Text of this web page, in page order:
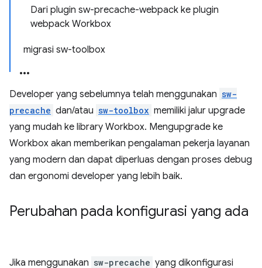
Dari plugin sw-precache-webpack ke plugin
webpack Workbox
migrasi sw-toolbox
Developer yang sebelumnya telah menggunakan sw-
precache dan/atau sw-toolbox memiliki jalur upgrade
yang mudah ke library Workbox. Mengupgrade ke
Workbox akan memberikan pengalaman pekerja layanan
yang modern dan dapat diperluas dengan proses debug
dan ergonomi developer yang lebih baik.
Perubahan pada konfigurasi yang ada
Jika menggunakan sw-precache yang dikonfigurasi